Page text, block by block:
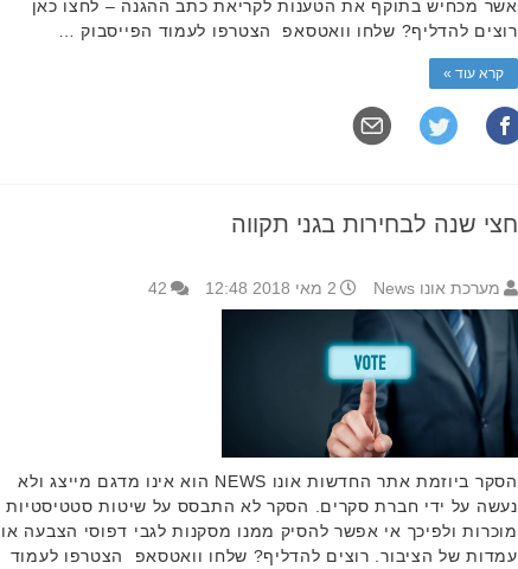
אשר מכחיש בתוקף את הטענות לקריאת כתב ההגנה – לחצו כאן
רוצים להדליף? שלחו וואטסאפ הצטרפו לעמוד הפייסבוק …
קרא עוד »
חצי שנה לבחירות בגני תקווה
מערכת אונו News 2 מאי 2018 12:48 42
הסקר ביוזמת אתר החדשות אונו NEWS הוא אינו מדגם מייצג ולא
נעשה על ידי חברת סקרים. הסקר לא התבסס על שיטות סטטיסטיות
מוכרות ולפיכך אי אפשר להסיק ממנו מסקנות לגבי דפוסי הצבעה או
עמדות של הציבור. רוצים להדליף? שלחו וואטסאפ הצטרפו לעמוד